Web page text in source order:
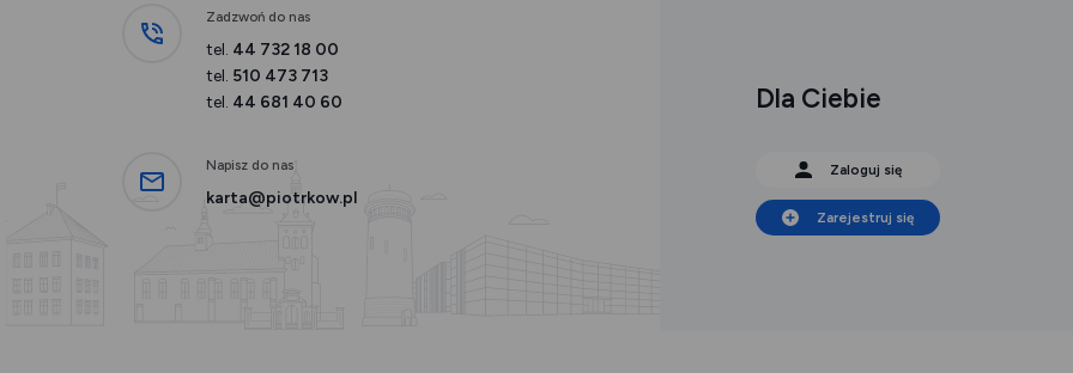
Zadzwoń do nas
tel. 44 732 18 00
tel. 510 473 713
tel. 44 681 40 60
Napisz do nas
karta@piotrkow.pl
Dla Ciebie
Zaloguj się
Zarejestruj się